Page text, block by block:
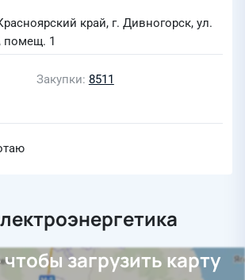
край, г. Дивногорск, ул.
помещ. 1
Закупки 8511
загрузить карту